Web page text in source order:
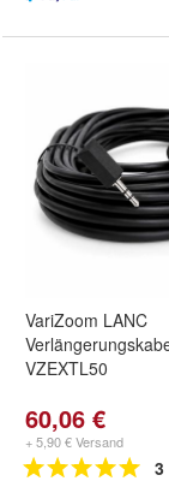
VariZoom LANC
VZEXTL50
60,06 €
+ 5,90 € Versand
3